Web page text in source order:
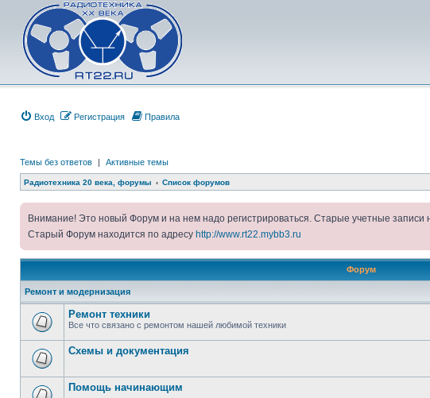
Вход Регистрация Правила
Темы без ответов | Активные темы
Радиотехника 20 века, форумы Список форумов
Внимание! Это новый Форум и на нем надо регистрироваться. Старые учетные записи
Старый Форум находится по адресу http://www.rt22.mybb3.ru
Форум
Ремонт и модернизация
Ремонт техники
Все что связано с ремонтом нашей любимой техники
Схемы и документация
Помощь начинающим